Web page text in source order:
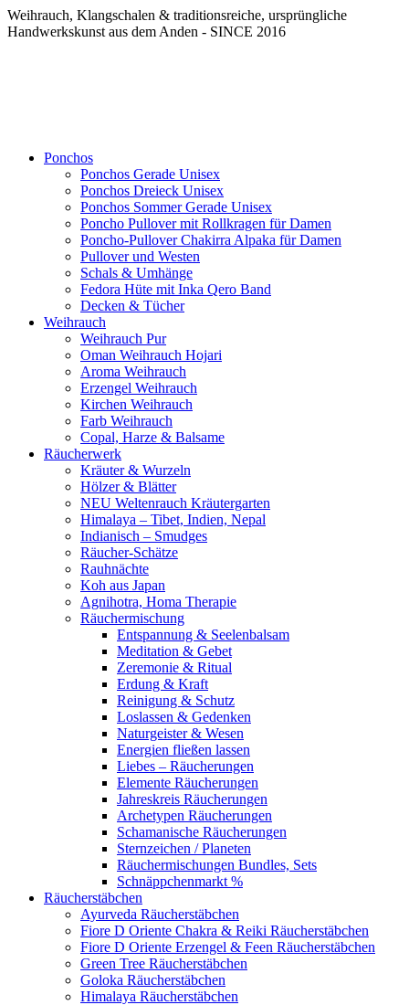
Weihrauch, Klangschalen & traditionsreiche, ursprüngliche
Handwerkskunst aus dem Anden - SINCE 2016
Ponchos
Ponchos Gerade Unisex
Ponchos Dreieck Unisex
Ponchos Sommer Gerade Unisex
Poncho Pullover mit Rollkragen für Damen
Poncho-Pullover Chakirra Alpaka für Damen
Pullover und Westen
Schals & Umhänge
Fedora Hüte mit Inka Qero Band
Decken & Tücher
Weihrauch
Weihrauch Pur
Oman Weihrauch Hojari
Aroma Weihrauch
Erzengel Weihrauch
Kirchen Weihrauch
Farb Weihrauch
Copal, Harze & Balsame
Räucherwerk
Kräuter & Wurzeln
Hölzer & Blätter
NEU Weltenrauch Kräutergarten
Himalaya – Tibet, Indien, Nepal
Indianisch – Smudges
Räucher-Schätze
Rauhnächte
Koh aus Japan
Agnihotra, Homa Therapie
Räuchermischung
Entspannung & Seelenbalsam
Meditation & Gebet
Zeremonie & Ritual
Erdung & Kraft
Reinigung & Schutz
Loslassen & Gedenken
Naturgeister & Wesen
Energien fließen lassen
Liebes – Räucherungen
Elemente Räucherungen
Jahreskreis Räucherungen
Archetypen Räucherungen
Schamanische Räucherungen
Sternzeichen / Planeten
Räuchermischungen Bundles, Sets
Schnäppchenmarkt %
Räucherstäbchen
Ayurveda Räucherstäbchen
Fiore D Oriente Chakra & Reiki Räucherstäbchen
Fiore D Oriente Erzengel & Feen Räucherstäbchen
Green Tree Räucherstäbchen
Goloka Räucherstäbchen
Himalaya Räucherstäbchen